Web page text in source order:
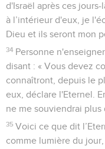
d'Israël après ces
à l’intérieur d'eux, je
Dieu et ils seront mon
34 Personne
disant : « Vous devez
connaîtront, depuis le
eux, déclare l'Eternel.
ne me souviendrai plus
35 Voici ce que dit
comme lumière du